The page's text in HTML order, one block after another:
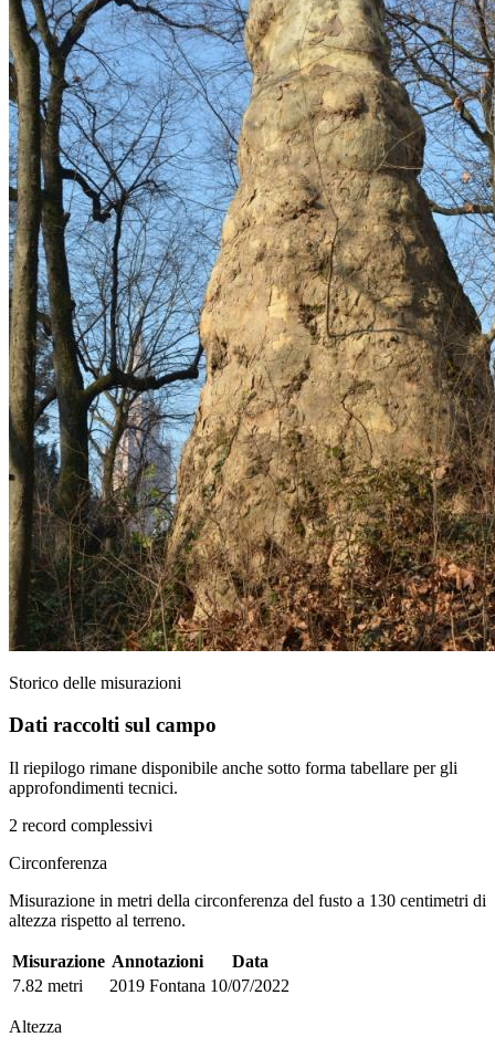
Storico delle misurazioni
Dati raccolti sul campo
Il riepilogo rimane disponibile anche sotto forma tabellare per gli
approfondimenti tecnici.
2 record complessivi
Circonferenza
Misurazione in metri della circonferenza del fusto a 130 centimetri di
altezza rispetto al terreno.
Misurazione Annotazioni
Data
7.82 metri
2019 Fontana 10/07/2022
Altezza